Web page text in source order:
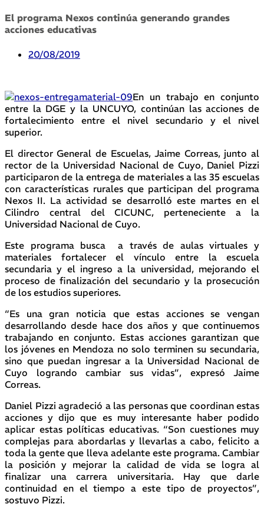
El programa Nexos continúa generando grandes
acciones educativas
20/08/2019
En un trabajo en conjunto
entre la DGE y la UNCUYO, continúan las acciones de
fortalecimiento entre el nivel secundario y el nivel
superior.
El director General de Escuelas, Jaime Correas, junto al
rector de la Universidad Nacional de Cuyo, Daniel Pizzi
participaron de la entrega de materiales a las 35 escuelas
con características rurales que participan del programa
Nexos II. La actividad se desarrolló este martes en el
Cilindro central del CICUNC, perteneciente a la
Universidad Nacional de Cuyo.
Este programa busca a través de aulas virtuales y
materiales fortalecer el vínculo entre la escuela
secundaria y el ingreso a la universidad, mejorando el
proceso de finalización del secundario y la prosecución
de los estudios superiores.
“Es una gran noticia que estas acciones se vengan
desarrollando desde hace dos años y que continuemos
trabajando en conjunto. Estas acciones garantizan que
los jóvenes en Mendoza no solo terminen su secundaria,
sino que puedan ingresar a la Universidad Nacional de
Cuyo logrando cambiar sus vidas”, expresó Jaime
Correas.
Daniel Pizzi agradeció a las personas que coordinan estas
acciones y dijo que es muy interesante haber podido
aplicar estas políticas educativas. “Son cuestiones muy
complejas para abordarlas y llevarlas a cabo, felicito a
toda la gente que lleva adelante este programa. Cambiar
la posición y mejorar la calidad de vida se logra al
finalizar una carrera universitaria. Hay que darle
continuidad en el tiempo a este tipo de proyectos”,
sostuvo Pizzi.